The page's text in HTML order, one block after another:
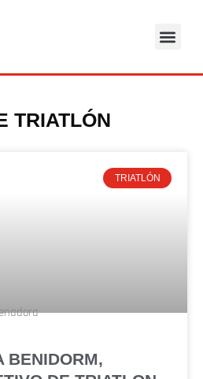
TRIATLÓN
TRIATLÓN
BENIDORM,